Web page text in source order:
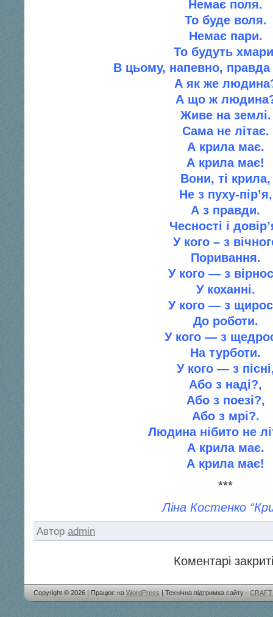
Немає поля.
То буде воля.
Немає пари.
То будуть
В цьому, напевно,
А як же
А що ж
Живе на землi.
Сама не лiтає.
А крила має.
А крила має!
Вони, тi крила,
Не з пуху-пiр’я,
А з правди.
Чесностi i
У кого – з
Поривання.
У кого — з
У коханнi.
У кого — з
До роботи.
У кого — з
На турботи.
У кого — з
Або з надi?,
Або з поезi?,
Або з мрi?.
Людина нiбито не
А крила має.
А крила має!
***
Ліна Костенко
Автор admin
Коментарі
Copyright © 2026 | Працює на WordPress | Технічна підтримка сайту -